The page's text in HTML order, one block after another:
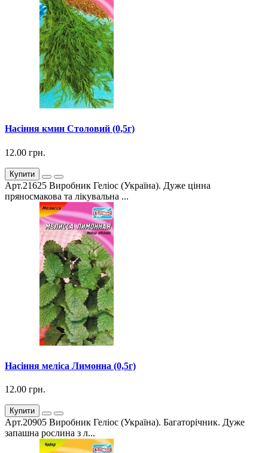
Насіння кмин Столовий (0,5г)
12.00 грн.
Купити
Арт.21625 Виробник Геліос (Україна). Дуже цінна
пряносмакова та лікувальна ...
Насіння меліса Лимонна (0,5г)
12.00 грн.
Купити
Арт.20905 Виробник Геліос (Україна). Багаторічник. Дуже
запашна рослина з л...